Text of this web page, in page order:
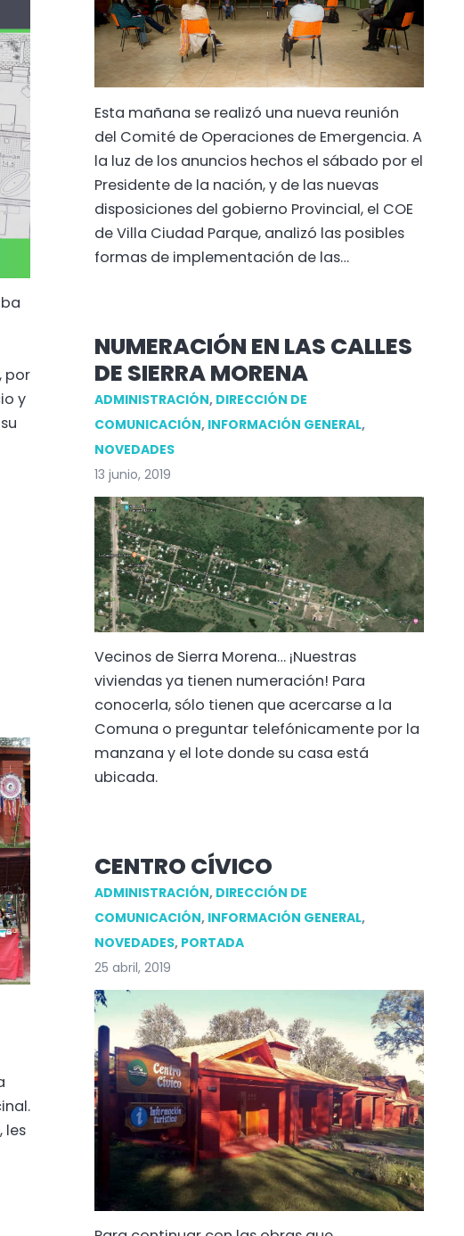
Esta mañana se realizó una nueva reunión
del Comité de Operaciones de Emergencia. A
la luz de los anuncios hechos el sábado por el
Presidente de la nación, y de las nuevas
disposiciones del gobierno Provincial, el COE
de Villa Ciudad Parque, analizó las posibles
formas de implementación de las…
por
y
NUMERACIÓN EN LAS CALLES
DE SIERRA MORENA
ADMINISTRACIÓN, DIRECCIÓN DE
COMUNICACIÓN, INFORMACIÓN GENERAL,
NOVEDADES
13 junio, 2019
Vecinos de Sierra Morena… ¡Nuestras
viviendas ya tienen numeración! Para
conocerla, sólo tienen que acercarse a la
Comuna o preguntar telefónicamente por la
manzana y el lote donde su casa está
ubicada.
les
CENTRO CÍVICO
ADMINISTRACIÓN, DIRECCIÓN DE
COMUNICACIÓN, INFORMACIÓN GENERAL,
NOVEDADES, PORTADA
25 abril, 2019